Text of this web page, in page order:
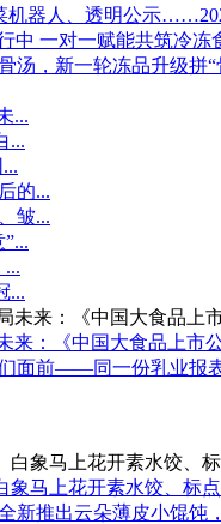
...
...
的...
皱...
...
...
来：《中国大食品上市
面前——同一份乳业报
象马上花开素水饺、标
新推出云朵薄皮小馄饨